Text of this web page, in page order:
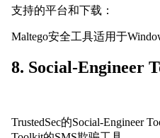
支持的平台和下载：
Maltego安全工具适用于
8. Social-Engineer
TrustedSec的Social-